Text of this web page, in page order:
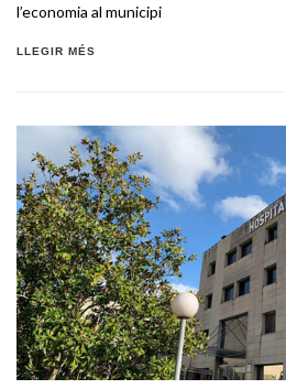
l’economia al municipi
LLEGIR MÉS